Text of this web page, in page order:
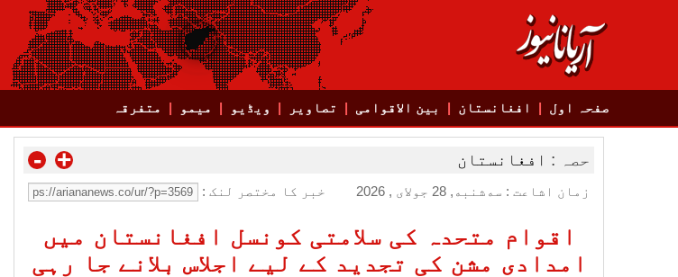
صفحہ اول افغانستان بین الاقوامی تصاویر ویڈیو میمو متفرقہ
حصہ : افغانستان - +
زمان اشاعت : سه‌شنبه, 28 جولای , 2026 خبر کا مختصر لنک :
اقوام متحدہ کی سلامتی کونسل افغانستان میں
امدادی مشن کی تجدید کے لیے اجلاس بلانے جا رہی